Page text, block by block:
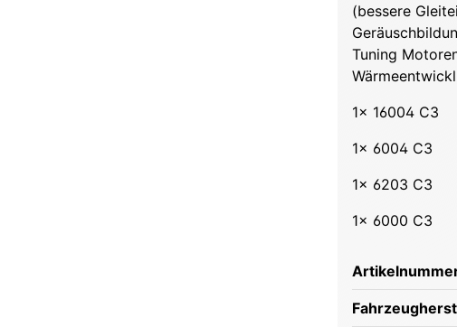
(bessere
Tuning
1x 16004 C3
1x 6004 C3
1x 6203 C3
1x 6000 C3